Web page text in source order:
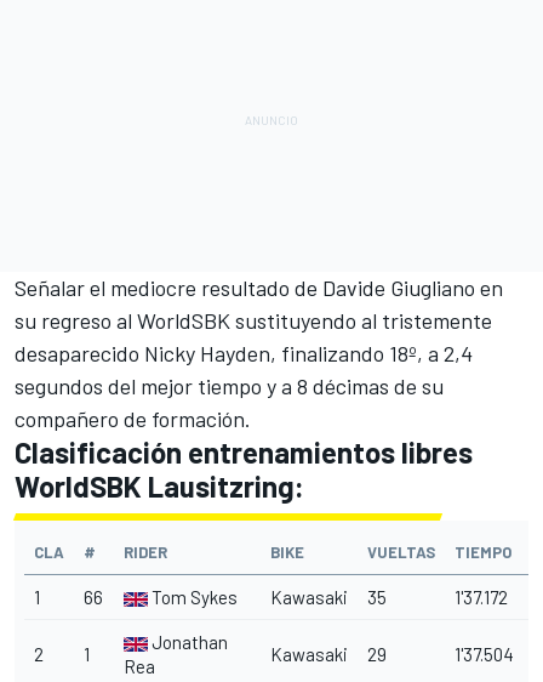
Señalar el mediocre resultado de Davide Giugliano en
su regreso al WorldSBK sustituyendo al tristemente
desaparecido Nicky Hayden, finalizando 18º, a 2,4
segundos del mejor tiempo y a 8 décimas de su
compañero de formación.
Clasificación entrenamientos libres
WorldSBK Lausitzring:
CLA # RIDER BIKE VUELTAS TIEMPO
1 66 Tom Sykes Kawasaki 35 1'37.172
2 1
Jonathan
Rea
Kawasaki 29 1'37.504